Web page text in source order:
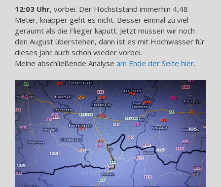
12:03 Uhr, vorbei. Der Höchststand immerhin 4,48
Meter, knapper geht es nicht. Besser einmal zu viel
geräumt als die Flieger kaputt. Jetzt müssen wir noch
den August überstehen, dann ist es mit Hochwasser für
dieses Jahr auch schon wieder vorbei.
Meine abschließende Analyse am Ende der Seite hier.